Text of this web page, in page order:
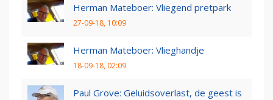
Herman Mateboer: Vliegend pretpark
27-09-18, 10:09
Herman Mateboer: Vlieghandje
18-09-18, 02:09
Paul Grove: Geluidsoverlast, de geest is